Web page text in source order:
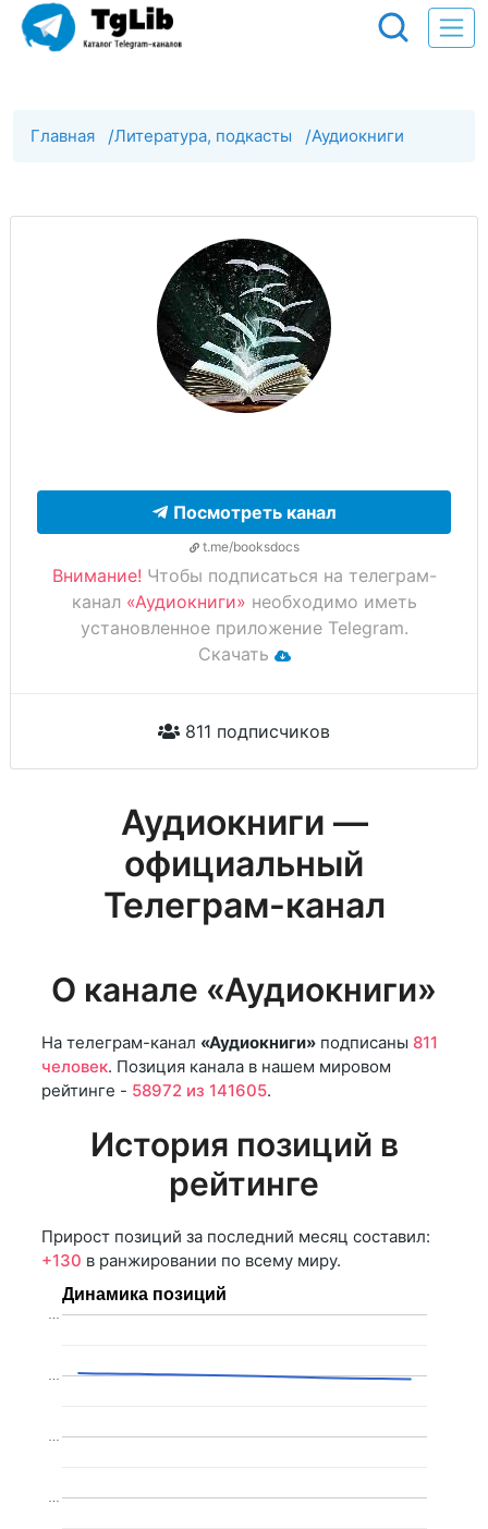
Главная /Литература, подкасты /Аудиокниги
Посмотреть канал
t.me/booksdocs
Внимание! Чтобы подписаться на телеграм-
канал «Аудиокниги» необходимо иметь
установленное приложение Telegram.
Скачать
811 подписчиков
Аудиокниги —
официальный
Телеграм-канал
О канале «Аудиокниги»
На телеграм-канал «Аудиокниги» подписаны 811
человек. Позиция канала в нашем мировом
рейтинге - 58972 из 141605.
История позиций в
рейтинге
Прирост позиций за последний месяц составил:
+130 в ранжировании по всему миру.
Динамика позиций
…
…
…
…